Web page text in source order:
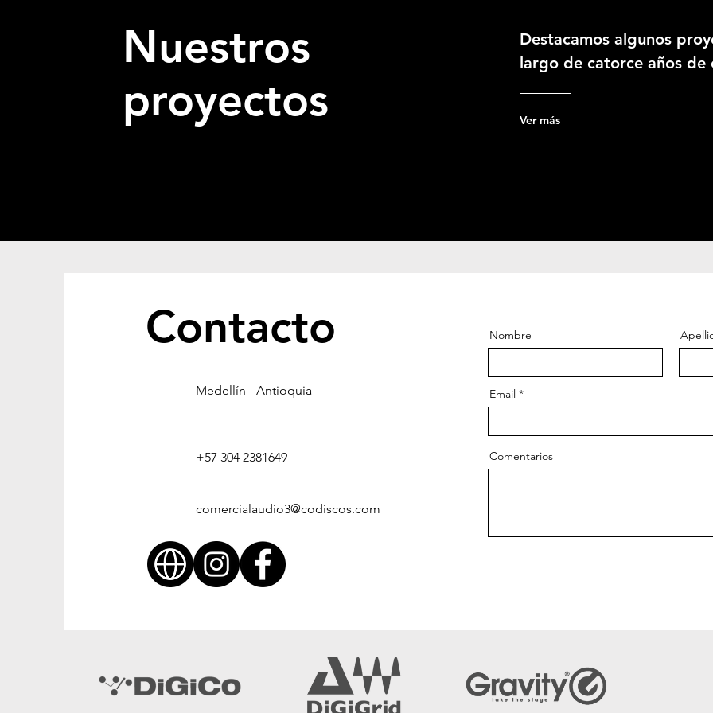
Nuestros
proyectos
Destacamos algunos
largo de catorce años de
Ver más
Contacto
Medellín - Antioquia
+57 304 2381649
comercialaudio3@codiscos.com
Nombre
Email
Comentarios